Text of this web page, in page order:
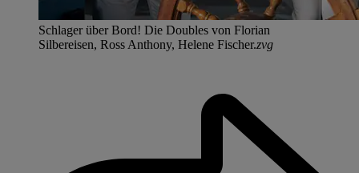
Schlager über Bord! Die Doubles von Florian
Silbereisen, Ross Anthony, Helene Fischer.zvg